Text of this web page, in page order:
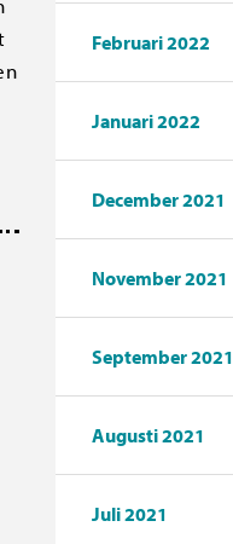
Februari 2022
Januari 2022
December 2021
November 2021
September 2021
Augusti 2021
Juli 2021